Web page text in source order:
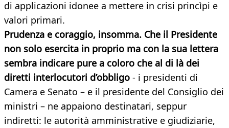
di applicazioni idonee a mettere in crisi princìpi e
valori primari.
Prudenza e coraggio, insomma. Che il Presidente
non solo esercita in proprio ma con la sua lettera
sembra indicare pure a coloro che al di là dei
diretti interlocutori d’obbligo - i presidenti di
Camera e Senato – e il presidente del Consiglio dei
ministri – ne appaiono destinatari, seppur
indiretti: le autorità amministrative e giudiziarie,